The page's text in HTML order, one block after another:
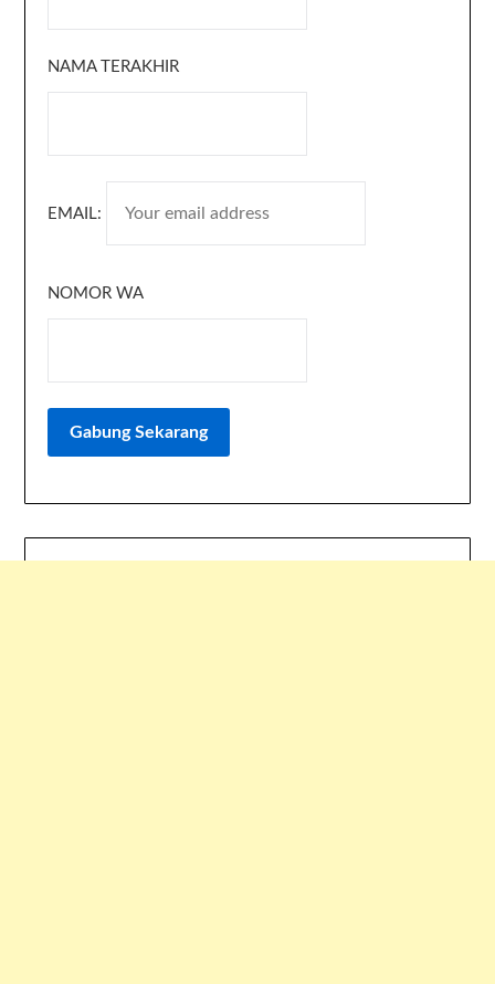
NAMA TERAKHIR
EMAIL:
NOMOR WA